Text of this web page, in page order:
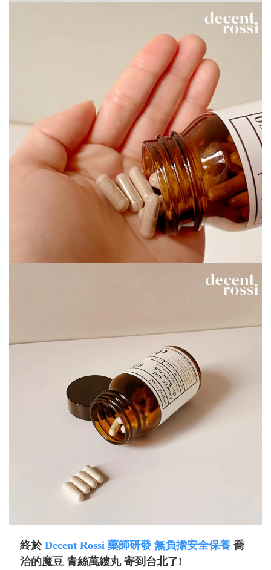
終於 Decent Rossi 藥師研發 無負擔安全保養喬
治的魔豆 青絲萬縷丸 寄到台北了!